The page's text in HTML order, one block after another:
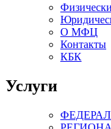
О МФЦ
Контакты
КБК
Услуги